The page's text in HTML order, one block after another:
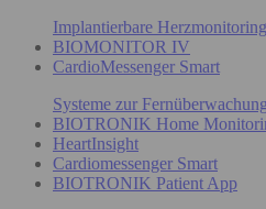
Implantierbare
BIOMONITOR IV
CardioMessenger Smart
Systeme zur
BIOTRONIK Home
HeartInsight
Cardiomessenger Smart
BIOTRONIK Patient App